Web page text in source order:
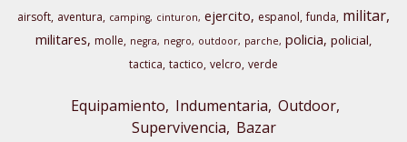
airsoft aventura camping cinturon ejercito espanol funda militar
militares molle negra negro outdoor parche policia policial
tactica tactico velcro verde
Equipamiento Indumentaria Outdoor,
Supervivencia Bazar